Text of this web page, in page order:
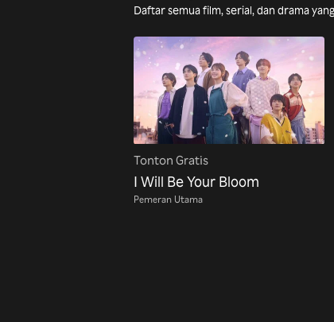
Daftar semua film, serial, dan drama
Tonton Gratis
I Will Be Your Bloom
Pemeran Utama